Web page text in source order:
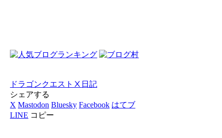
ドラゴンクエストⅩ 日記
シェアする
X Mastodon Bluesky Facebook はてブ
LINE コピー